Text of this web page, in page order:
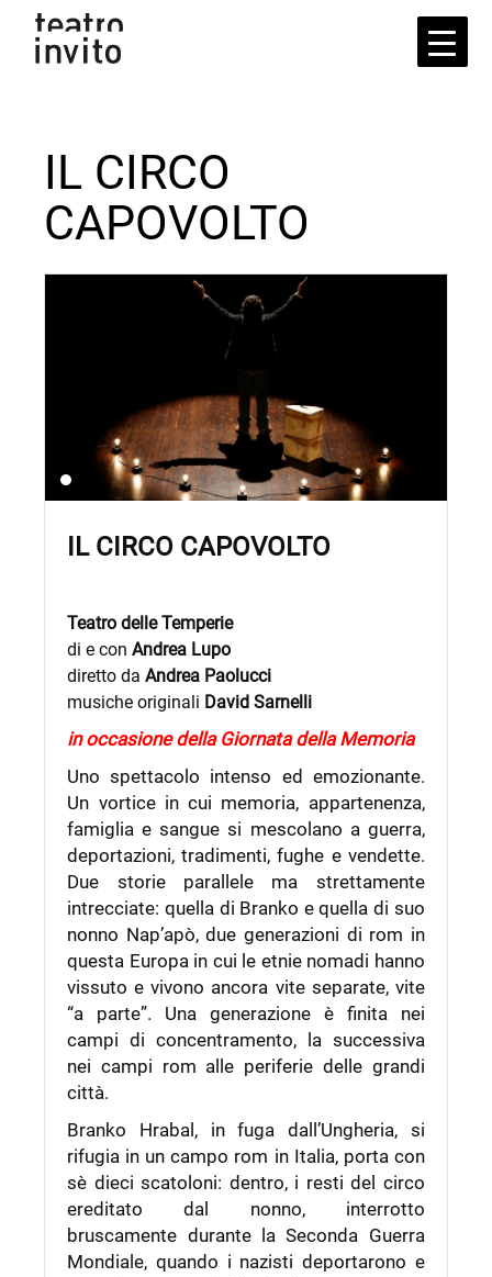
content
IL CIRCO
CAPOVOLTO
IL CIRCO CAPOVOLTO
Teatro delle Temperie
di e conAndrea Lupo
diretto daAndrea Paolucci
musiche originali David Sarnelli
in occasione della Giornata della Memoria
Uno spettacolo intenso ed emozionante.
Un vortice in cui memoria, appartenenza,
famiglia e sangue si mescolano a guerra,
deportazioni, tradimenti, fughe e vendette.
Due storie parallele ma strettamente
intrecciate: quella di Branko e quella di suo
nonno Nap’apò, due generazioni di rom in
questa Europa in cui le etnie nomadi hanno
vissuto e vivono ancora vite separate, vite
“a parte”. Una generazione è finita nei
campi di concentramento, la successiva
nei campi rom alle periferie delle grandi
città.
Branko Hrabal, in fuga dall’Ungheria, si
rifugia in un campo rom in Italia, porta con
sè dieci scatoloni: dentro, i resti del circo
ereditato dal nonno, interrotto
bruscamente durante la Seconda Guerra
Mondiale, quando i nazisti deportarono e